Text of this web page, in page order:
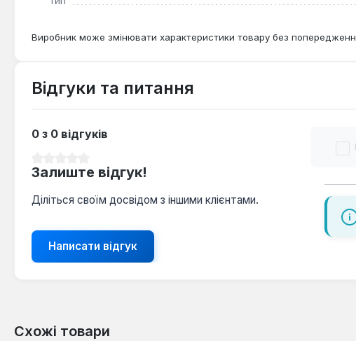
Виробник може змінювати характеристики товару без
Відгуки та питання
0 з 0 відгуків
Залиште відгук!
Діліться своїм досвідом з іншими клієнтами.
Написати відгук
Схожі товари